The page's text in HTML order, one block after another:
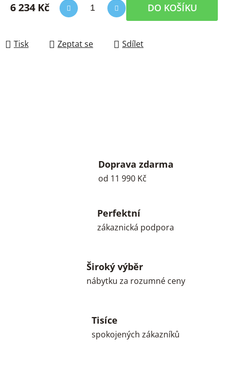
6 234 Kč DO KOŠÍKU
Tisk Zeptat se Sdílet
Doprava zdarma
od 11 990 Kč
Perfektní
zákaznická podpora
Široký výběr
nábytku za rozumné ceny
Tisíce
spokojených zákazníků